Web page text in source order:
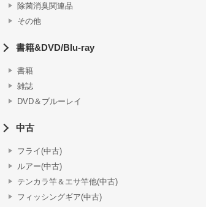
除菌消臭関連品
その他
書籍&DVD/Blu-ray
書籍
雑誌
DVD＆ブルーレイ
中古
フライ(中古)
ルアー(中古)
テンカラ竿＆エサ竿他(中古)
フィッシングギア(中古)